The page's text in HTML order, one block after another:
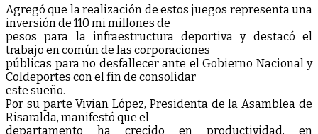
Agregó que la realización de estos juegos representa una
inversión de 110 mi millones de
pesos para la infraestructura deportiva y destacó el
trabajo en común de las corporaciones
públicas para no desfallecer ante el Gobierno Nacional y
Coldeportes con el fin de consolidar
este sueño.
Por su parte Vivian López, Presidenta de la Asamblea de
Risaralda, manifestó que el
departamento ha crecido en productividad, en